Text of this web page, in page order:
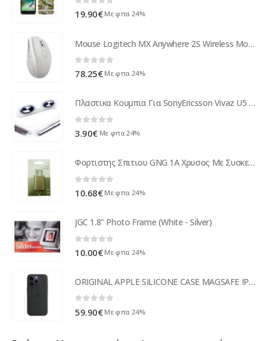
0 out of 5
19.90€ Με φπα 24%
Mouse Logitech MX Anywhere 2S Wireless Mouse - Light Grey 910-005155
0out of 5
78.25€ Με φπα 24%
Πλαστικα Κουμπια Για SonyEricsson Vivaz U5 Ασημι 3 Τεμαχια (Power-Camera-Volume) OR
0 out of 5
3.90€ Με φπα 24%
Φορτιστης Σπιτιου GNG 1A Χρυσος Με Συσκευασια
0 out of 5
10.68€ Με φπα 24%
JGC 1.8" Photo Frame (White - Silver)
10.00€ Με φπα 24%
ORIGINAL APPLE SILICONE CASE MAGSAFE IPHONE 14 midnight black backcover
59.90€ Με φπα 24%